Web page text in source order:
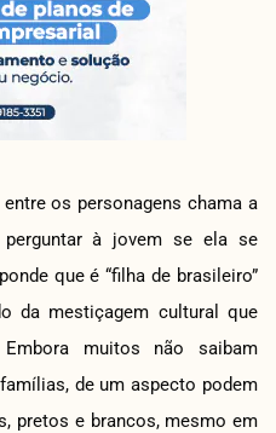
os personagens chama a
à jovem se ela se
que é “filha de brasileiro”
da mestiçagem cultural que
muitos não saibam
de um aspecto podem
pretos e brancos, mesmo em